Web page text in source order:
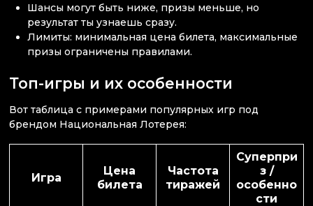
Шансы могут быть ниже, призы меньше, но
результат ты узнаешь сразу.
Лимиты: минимальная цена билета, максимальные
призы ограничены правилами.
Топ-игры и их особенности
Вот таблица с примерами популярных игр под
брендом Национальная Лотерея:
Игра
Цена
билета
Частота
тиражей
Суперпри
з /
особенно
сти